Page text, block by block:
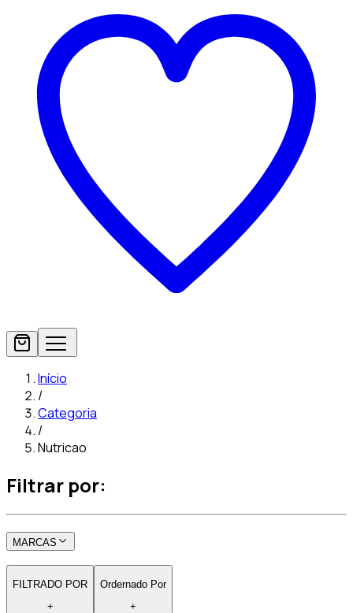
Início
/
Categoria
/
Nutricao
Filtrar por:
MARCAS
FILTRADO POR
+
Ordernado Por
+